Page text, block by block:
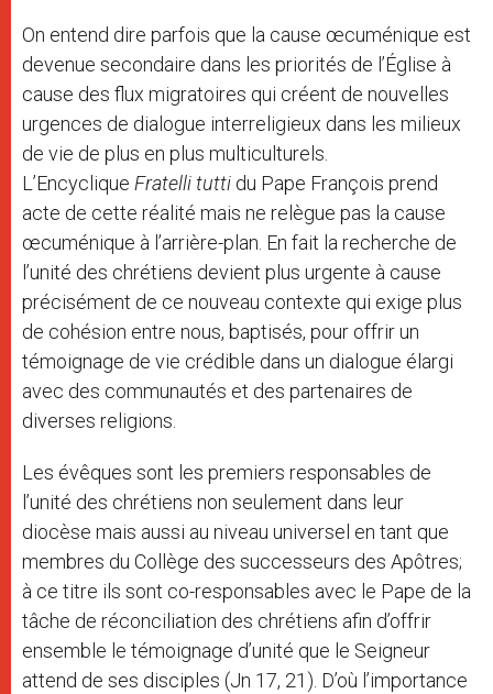
On entend dire parfois que la cause œcuménique est
devenue secondaire dans les priorités de l’Église à
cause des flux migratoires qui créent de nouvelles
urgences de dialogue interreligieux dans les milieux
de vie de plus en plus multiculturels.
L’Encyclique Fratelli tutti du Pape François prend
acte de cette réalité mais ne relègue pas la cause
œcuménique à l’arrière-plan. En fait la recherche de
l’unité des chrétiens devient plus urgente à cause
précisément de ce nouveau contexte qui exige plus
de cohésion entre nous, baptisés, pour offrir un
témoignage de vie crédible dans un dialogue élargi
avec des communautés et des partenaires de
diverses religions.
Les évêques sont les premiers responsables de
l’unité des chrétiens non seulement dans leur
diocèse mais aussi au niveau universel en tant que
membres du Collège des successeurs des Apôtres;
à ce titre ils sont co-responsables avec le Pape de la
tâche de réconciliation des chrétiens afin d’offrir
ensemble le témoignage d’unité que le Seigneur
attend de ses disciples (Jn 17, 21). D’où l’importance